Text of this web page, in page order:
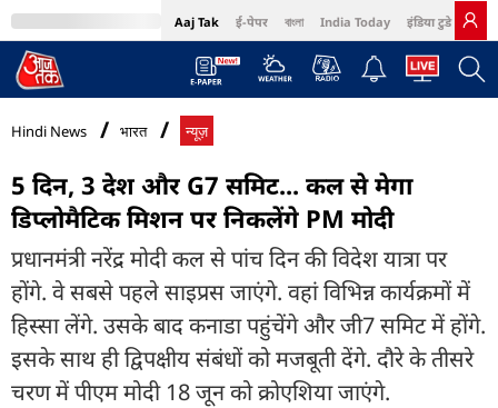
Aaj Tak ई-पेपर বাংলা India Today इंडिया टुडे हिंदी
MumbaiTak Cosmopolitan Harper's Bazaar Northeast
Hindi News भारत न्यूज़
5 दिन, 3 देश और G7 समिट... कल से मेगा
डिप्लोमैटिक मिशन पर निकलेंगे PM मोदी
प्रधानमंत्री नरेंद्र मोदी कल से पांच दिन की विदेश यात्रा पर
होंगे. वे सबसे पहले साइप्रस जाएंगे. वहां विभिन्न कार्यक्रमों में
हिस्सा लेंगे. उसके बाद कनाडा पहुंचेंगे और जी7 समिट में होंगे.
इसके साथ ही द्विपक्षीय संबंधों को मजबूती देंगे. दौरे के तीसरे
चरण में पीएम मोदी 18 जून को क्रोएशिया जाएंगे.